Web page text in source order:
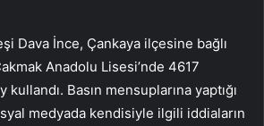
Dava İnce, Çankaya ilçesine bağlı
Anadolu Lisesi’nde 4617
kullandı. Basın mensuplarına yaptığı
medyada kendisiyle ilgili iddiaların